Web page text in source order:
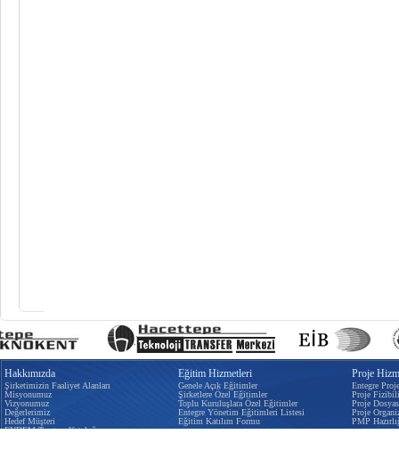
Hakkımızda
Şirketimizin Faaliyet Alanları
Misyonumuz
Vizyonumuz
Değerlerimiz
Hedef Müşteri
EYDEM Tanıtım Kataloğu
Eğitim Hizmetleri
Genele Açık Eğitimler
Şirketlere Özel Eğitimler
Toplu Kuruluşlara Özel Eğitimler
Entegre Yönetim Eğitimleri Listesi
Eğitim Katılım Formu
Proje
Entegre
Proje
Proje
Proje
PMP